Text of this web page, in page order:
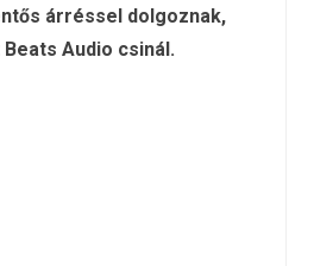
árréssel dolgoznak,
Audio csinál.